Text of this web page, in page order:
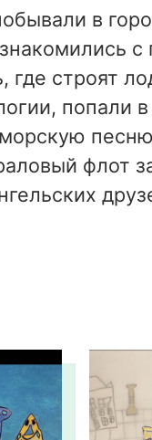
в
где строят
попали
флот